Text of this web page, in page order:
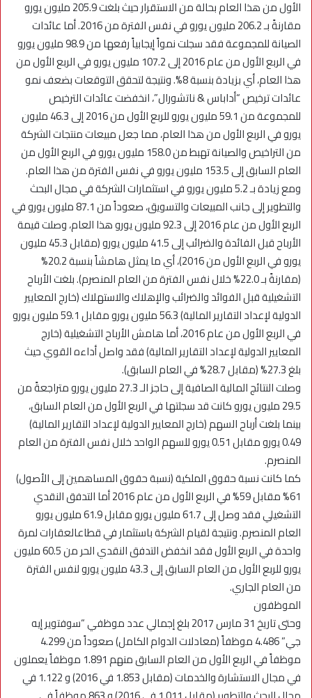
الأول من هذا العام بحالة من الاستقرار حيث بلغت 205.9 مليون يورو
مقارنةً بـ 206.2 مليون يورو في نفس الفترة من 2016. أما عائدات
الصيانة للمجموعة فقد سجلت نمواً إيجابياً رفعها من 98.9 مليون يورو
في الربع الأول من عام 2016 إلى 107.2 مليون يورو في الربع الأول من
هذا العام، أي بزيادة بنسبة 8%. ونتيجة لتحقق التوقعات بضعف نمو
عائدات ترخيص “أداباس & ناتشورال”، انخفضت عائدات الترخيص
للمجموعة من 59.1 مليون يورو للربع الأول من 2016 إلى 46.3 مليون
يورو في الربع الأول من هذا العام، مما جعل مبيعات منتجات الشركة
من التراخيص والصيانة تهبط من 158.0 مليون يورو في الربع الأول من
العام السابق إلى 153.5 مليون يورو في نفس الفترة من هذا العام.
ومع زيادة بـ 5.2 مليون يورو في استثمارات الشركة في مجال البحث
والتطوير إلى جانب المبيعات والتسويق، صعوداً من 87.1 مليون يورو في
الربع الأول من عام 2016 إلى 92.3 مليون يورو هذا العام، وصلت قيمة
الأرباح قبل الفائدة والضرائب إلى 41.5 مليون يورو (مقابل 45.3 مليون
يورو في الربع الأول من 2016)، أي ما يمثل هامشاً بنسبة 20.2%
(مقارنةً بـ 22.0% خلال نفس الفترة من العام المنصرم). بلغت الأرباح
التشغيلية قبل الفوائد والضرائب والإهلاك والاستهلاك (خارج المعايير
الدولية لإعداد التقارير المالية) 56.3 مليون يورو مقابل 59.1 مليون يورو
في الربع الأول من عام 2016، أما هامش الأرباح التشغيلية (خارج
المعايير الدولية لإعداد التقارير المالية) فقد واصل أداءه القوي حيث
بلغ 27.3% (مقابل 28.7% في العام السابق).
وصلت النتائج المالية الصافية إلى حاجز الـ 27.3 مليون يورو متراجعةً من
29.5 مليون يورو كانت قد سجلتها في الربع الأول من العام السابق،
بينما بلغت أرباح السهم (خارج المعايير الدولية لإعداد التقارير المالية)
0.49 يورو مقابل 0.51 يورو للسهم الواحد خلال نفس الفترة من العام
المنصرم.
كما كانت نسبة حقوق الملكية (نسبة حقوق المساهمين إلى الأصول)
61% مقابل 59% في الربع الأول من عام 2016 أما التدفق النقدي
التشغيلي فقد وصل إلى 61.7 مليون يورو مقابل 61.9 مليون يورو
العام المنصرم. ونتيجة لقيام الشركة باستثمار في قطاعالعقارات لمرة
واحدة في الربع الأول فقد انخفض التدفق النقدي الحر من 60.5 مليون
يورو للربع الأول من العام السابق إلى 43.3 مليون يورو لنفس الفترة
من العام الجاري.
الموظفون
وحتى تاريخ 31 مارس 2017 بلغ إجمالي عدد موظفي “سوفتوير إيه
جي” 4.486 موظفاً (معادلات الدوام الكامل) صعوداً من 4.299
موظفاً في الربع الأول من العام السابق منهم 1.891 موظفاً يعملون
في مجال الاستشارة والخدمات (مقابل 1.853 في 2016) و 1.122 في